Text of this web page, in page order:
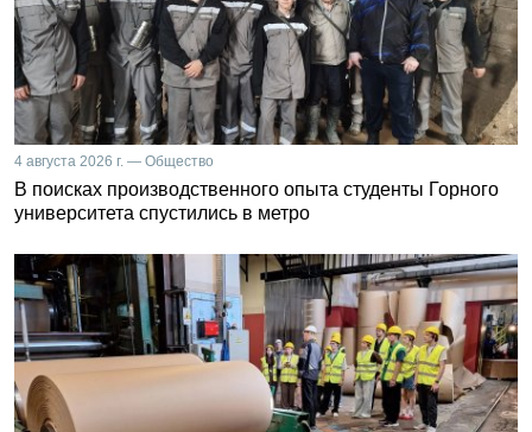
4 августа 2026 г. — Общество
В поисках производственного опыта студенты Горного
университета спустились в метро